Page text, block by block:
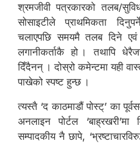
श्रमजीवी पत्रकारको तलब/
सोसाइटीले प्राथमिकता
चलाएपछि समयमै तलब दिने एवं
लगानीकर्ताकै हो । तथापि
दिँदैनन् । दोस्रो कमेन्टमा यही
पाखेको स्पष्ट हुन्छ ।
त्यस्तै ‘द काठमाडौं पोस्ट्’ का
अनलाइन पोर्टल ‘बाह्रखरी’मा
सम्पादकीय नै छापे,